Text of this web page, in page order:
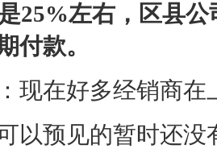
25%左右，区县
付款。
在好多经销商在
预见的暂时还没